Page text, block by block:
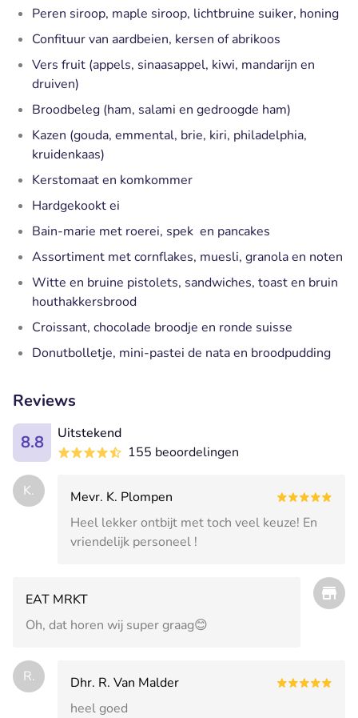
Peren siroop, maple siroop, lichtbruine suiker, honing
Confituur van aardbeien, kersen of abrikoos
Vers fruit (appels, sinaasappel, kiwi, mandarijn en
druiven)
Broodbeleg (ham, salami en gedroogde ham)
Kazen (gouda, emmental, brie, kiri, philadelphia,
kruidenkaas)
Kerstomaat en komkommer
Hardgekookt ei
Bain-marie met roerei, spek en pancakes
Assortiment met cornflakes, muesli, granola en noten
Witte en bruine pistolets, sandwiches, toast en bruin
houthakkersbrood
Croissant, chocolade broodje en ronde suisse
Donutbolletje, mini-pastei de nata en broodpudding
Reviews
8.8
Uitstekend
155 beoordelingen
K.
Mevr. K. Plompen
Heel lekker ontbijt met toch veel keuze! En
vriendelijk personeel !
EAT MRKT
Oh, dat horen wij super graag😊
R.
Dhr. R. Van Malder
heel goed